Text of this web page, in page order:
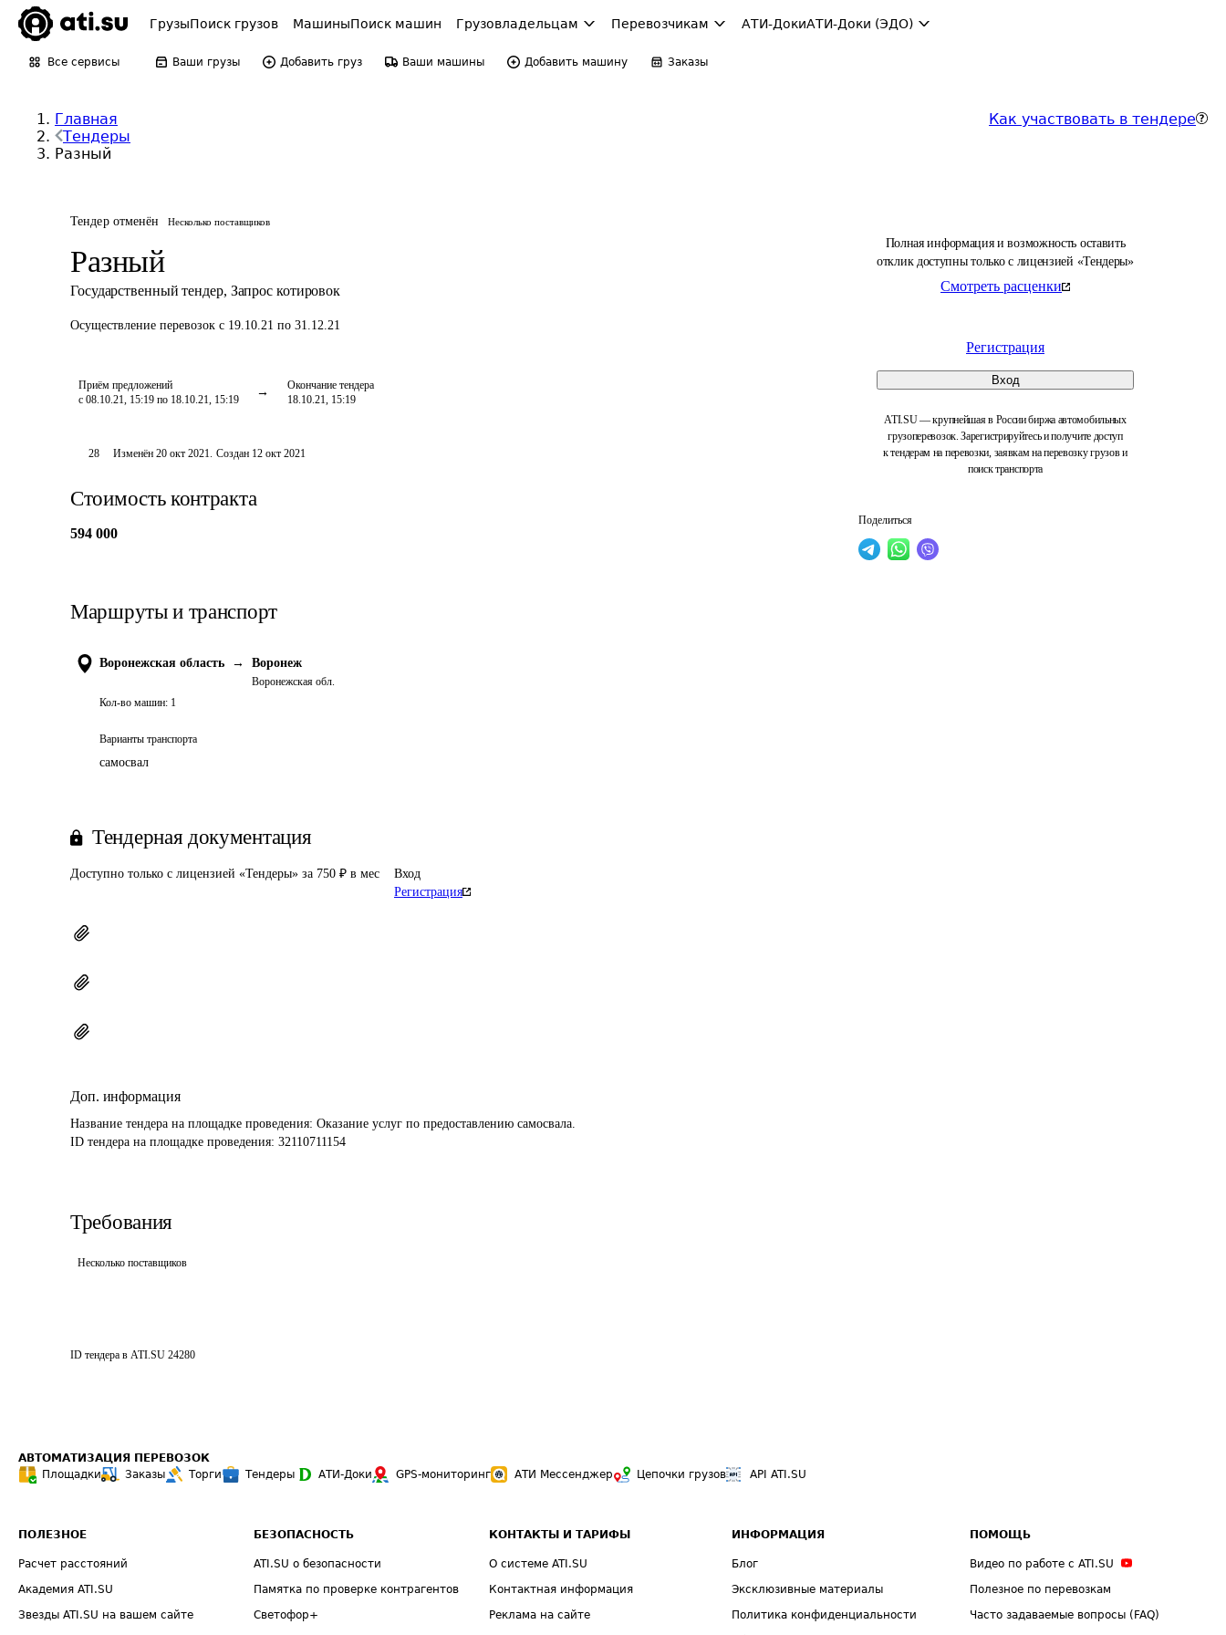
ГрузыПоиск грузов МашиныПоиск машин Грузовладельцам Перевозчикам АТИ-ДокиАТИ-Доки (ЭДО)
Все сервисы Ваши грузы Добавить груз Ваши машины Добавить машину Заказы
Главная
Тендеры
Разный
Как участвовать в тендере
Тендер отменён Несколько поставщиков
Разный
Государственный тендер, Запрос котировок
Осуществление перевозок с 19.10.21 по 31.12.21
Приём предложений
с 08.10.21, 15:19 по 18.10.21, 15:19
Окончание тендера
18.10.21, 15:19
Полная информация и возможность оставить
отклик доступны только с лицензией «Тендеры»
Смотреть расценки
Регистрация
Вход
ATI.SU — крупнейшая в России биржа автомобильных
грузоперевозок. Зарегистрируйтесь и получите доступ
к тендерам на перевозки, заявкам на перевозку грузов и
поиск транспорта
Поделиться
28 Изменён20 окт 2021. Создан 12 окт 2021
Стоимость контракта
594 000
Маршруты и транспорт
Воронежская область → Воронеж
Воронежская обл.
Кол-во машин: 1
Варианты транспорта
самосвал
Тендерная документация
Доступно только с лицензией «Тендеры» за 750 ₽ в мес
Вход
Регистрация
Доп. информация
Название тендера на площадке проведения: Оказание услуг по предоставлению самосвала.
ID тендера на площадке проведения: 32110711154
Требования
Несколько поставщиков
ID тендера в ATI.SU 24280
АВТОМАТИЗАЦИЯ ПЕРЕВОЗОК
Площадки
Заказы Торги Тендеры АТИ-Доки GPS-мониторинг АТИ Мессенджер Цепочки грузов API ATI.SU
ПОЛЕЗНОЕ
Расчет расстояний
Академия ATI.SU
Звезды ATI.SU на вашем сайте
БЕЗОПАСНОСТЬ
ATI.SU о безопасности
Памятка по проверке контрагентов
Светофор+
КОНТАКТЫ И ТАРИФЫ
О системе ATI.SU
Контактная информация
Реклама на сайте
ИНФОРМАЦИЯ
Блог
Эксклюзивные материалы
Политика конфиденциальности
ПОМОЩЬ
Видео по работе с ATI.SU
Полезное по перевозкам
Часто задаваемые вопросы (FAQ)